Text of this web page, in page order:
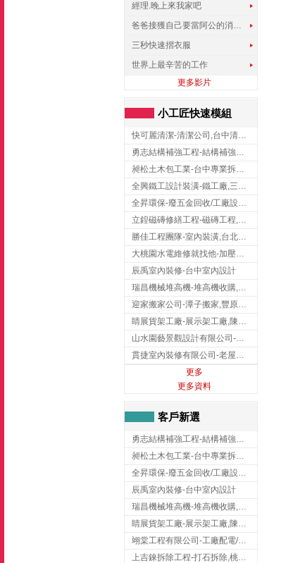
經理.晚上來我家吧
爸爸接獲自己要當阿公的消息，反應史上最可愛!!!
三秒快速摺衣服
世界上最辛苦的工作
更多影片
小工匠快速模組
快可麗清潔-清潔公司,台中清潔公司,台中居家清潔
勇志結構補強工程-結構補強工程 ,桃園結構補強工程,龍潭結構補強工程
昶松土木包工業-台中專業拆除工程/挖土機出租
全興鐵工設計裝潢-鐵工廠,三峽鐵工廠,台北鐵工廠
全昇環保-廢五金回收/工廠設備收購/機械設備回收/高價收購廠房設備
立鍠磁磚修繕工程-磁磚工程,磁磚修補,新竹磁磚工程
勝佳工程團隊-室內裝潢,台北房屋裝修,三重室內裝修
大桃園水電維修就找他-加壓馬達,抽水馬達,桃園水電行,中壢水電
辰禹室內裝修-台中室內設計
瑞昌機械堆高機-堆高機收購,新北市堆高機,桃園堆高機
迎家搬家公司-潭子搬家,豐原搬家,大雅搬家,大甲搬家,台中推薦搬家,台中搬家
睛展貨架工廠-展示架工廠,陳列架,台中展示架工廠
山水園藝景觀設計有限公司-景觀工程,景觀設計,新竹園藝工程,新竹景觀設計
貫捷室內裝修有限公司-老屋翻新工程,台中老屋翻新工程,台中舊屋翻新
更多
更多資料
客戶新選
勇志結構補強工程-結構補強工程 ,桃園結構補強工程,龍潭結構補強工程
昶松土木包工業-台中專業拆除工程/挖土機出租
全昇環保-廢五金回收/工廠設備收購/機械設備回收/高價收購廠房設備
辰禹室內裝修-台中室內設計
瑞昌機械堆高機-堆高機收購,新北市堆高機,桃園堆高機
睛展貨架工廠-展示架工廠,陳列架,台中展示架工廠
翊棠工程有限公司-工廠配電/高雄消防機電公司
上吉錸拆除工程-打石拆除,桃園打石拆除,桃園拆除工程